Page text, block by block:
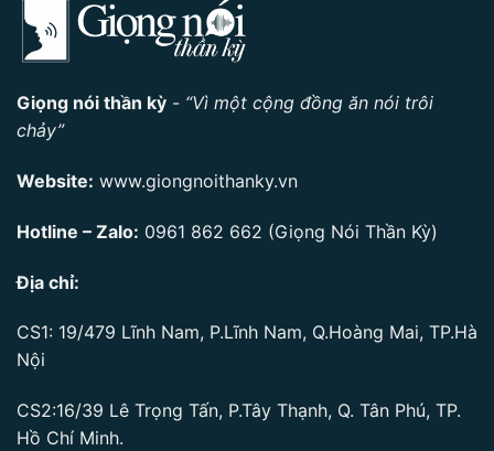
Giọng nói thần kỳ - “Vì một cộng đồng ăn nói trôi
chảy”
Website: www.giongnoithanky.vn
Hotline – Zalo: 0961 862 662 (Giọng Nói Thần Kỳ)
Địa chỉ:
CS1: 19/479 Lĩnh Nam, P.Lĩnh Nam, Q.Hoàng Mai, TP.Hà
Nội
CS2:16/39 Lê Trọng Tấn, P.Tây Thạnh, Q. Tân Phú, TP.
Hồ Chí Minh.